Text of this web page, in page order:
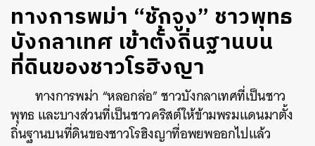
ทางการพม่า “ชักจูง” ชาวพุทธ
บังกลาเทศ เข้าตั้งถิ่นฐานบน
ที่ดินของชาวโรฮิงญา
ทางการพม่า “หลอกล่อ” ชาวบังกลาเทศที่เป็นชาว
พุทธ และบางส่วนที่เป็นชาวคริสต์ให้ข้ามพรมแดนมาตั้ง
ถิ่นฐานบนที่ดินของชาวโรฮิงญาที่อพยพออกไปแล้ว